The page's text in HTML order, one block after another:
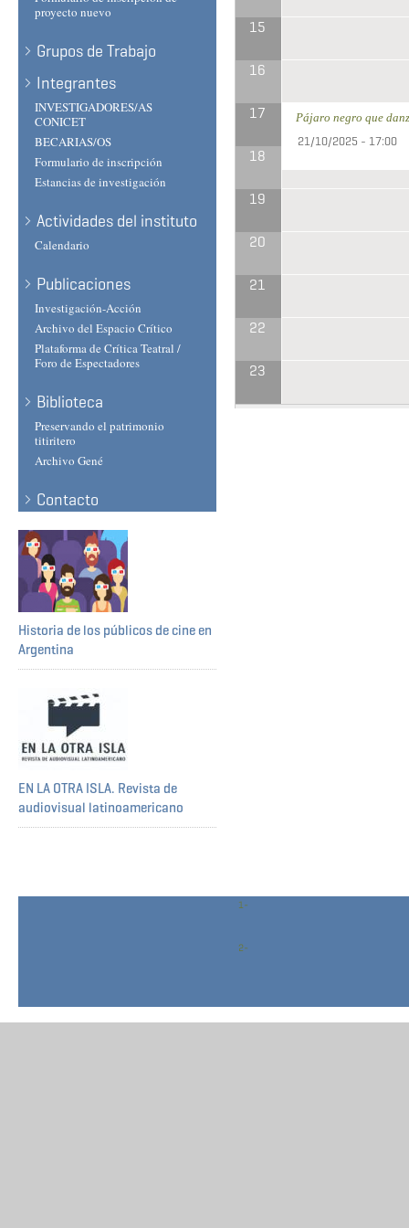
proyecto nuevo
Grupos de Trabajo
Integrantes
INVESTIGADORES/AS
CONICET
BECARIAS/OS
Formulario de inscripción
Estancias de investigación
Actividades del instituto
Calendario
Publicaciones
Investigación-Acción
Archivo del Espacio Crítico
Plataforma de Crítica Teatral /
Foro de Espectadores
Biblioteca
Preservando el patrimonio
titiritero
Archivo Gené
Contacto
Historia de los públicos de cine en
Argentina
EN LA OTRA ISLA. Revista de
audiovisual latinoamericano
15
16
17
18
19
20
21
22
23
Pájaro negro que
21/10/2025 - 17:00